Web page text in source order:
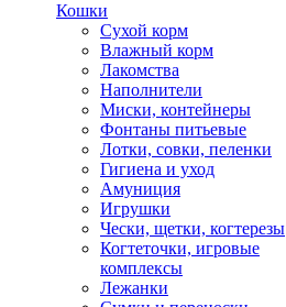
Кошки
Сухой корм
Влажный корм
Лакомства
Наполнители
Миски, контейнеры
Фонтаны питьевые
Лотки, совки, пеленки
Гигиена и уход
Амуниция
Игрушки
Чески, щетки, когтерезы
Когтеточки, игровые
комплексы
Лежанки